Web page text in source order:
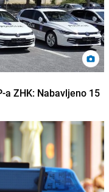
ZHK: Nabavljeno 15